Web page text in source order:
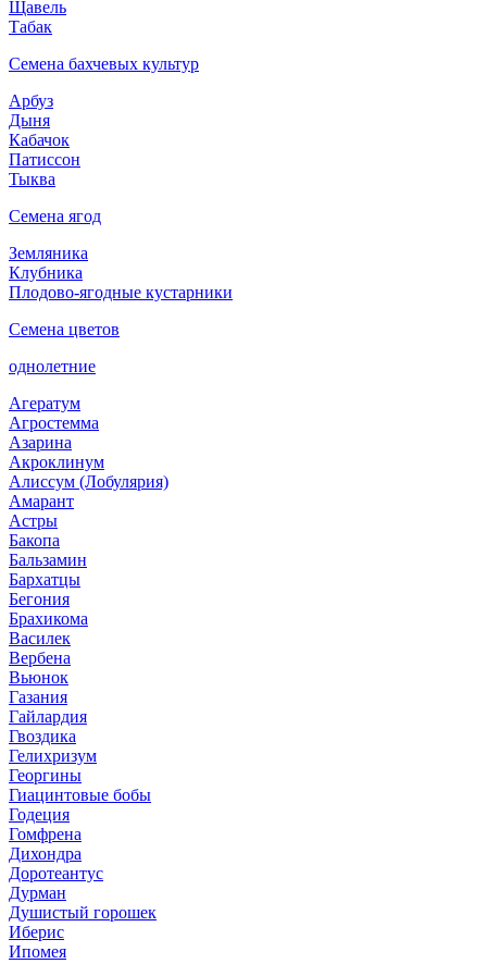
Щавель
Табак
Семена бахчевых культур
Арбуз
Дыня
Кабачок
Патиссон
Тыква
Семена ягод
Земляника
Клубника
Плодово-ягодные кустарники
Семена цветов
однолетние
Агератум
Агростемма
Азарина
Акроклинум
Алиссум (Лобулярия)
Амарант
Астры
Бакопа
Бальзамин
Бархатцы
Бегония
Брахикома
Василек
Вербена
Вьюнок
Газания
Гайлардия
Гвоздика
Гелихризум
Георгины
Гиацинтовые бобы
Годеция
Гомфрена
Дихондра
Доротеантус
Дурман
Душистый горошек
Иберис
Ипомея